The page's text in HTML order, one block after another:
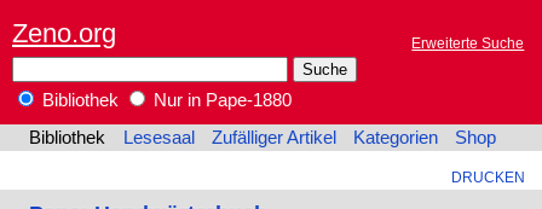
Zeno.org Erweiterte Suche
Bibliothek
Nur in Pape-1880
Bibliothek
Lesesaal Zufälliger Artikel Kategorien Shop
DRUCKEN